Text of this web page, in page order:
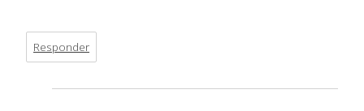
Responder